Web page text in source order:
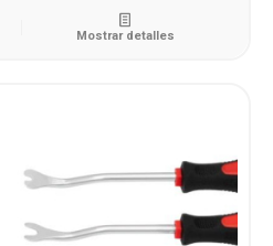
Mostrar detalles